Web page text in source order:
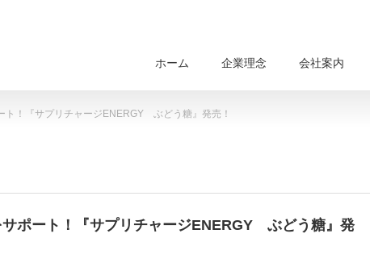
ホーム 企業理念 会社案内
ト！『サプリチャージENERGY ぶどう糖』発売！
サポート！『サプリチャージENERGY ぶどう糖』発